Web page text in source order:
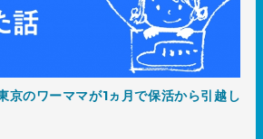
東京のワーママが1ヵ月で保活から引越し